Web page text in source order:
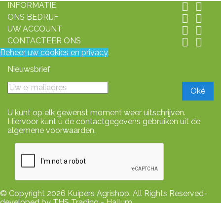
INFORMATIE
 
ONS BEDRIJF  
UW ACCOUNT  
CONTACTEER ONS  
Beheer uw cookies en privacy
Nieuwsbrief
U kunt op elk gewenst moment weer uitschrijven.
Hiervoor kunt u de contactgegevens gebruiken uit de
algemene voorwaarden.
© Copyright 2026 Kuipers Agrishop. All Rights Reserved-